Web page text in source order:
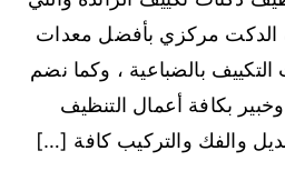
مركزي بأفضل معدات
بالضباعية ، وكما نضم
بكافة أعمال التنظيف
والفك والتركيب كافة […]